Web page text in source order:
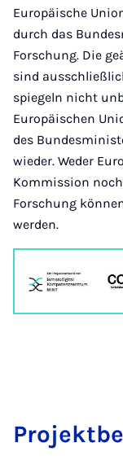
Europäische
durch das
Forschung. Die
sind
spiegeln nicht
Europäischen
des
wieder. Weder
Kommission
Forschung
werden.